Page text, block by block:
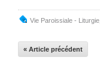
Vie Paroissiale - Liturgie
« Article précédent